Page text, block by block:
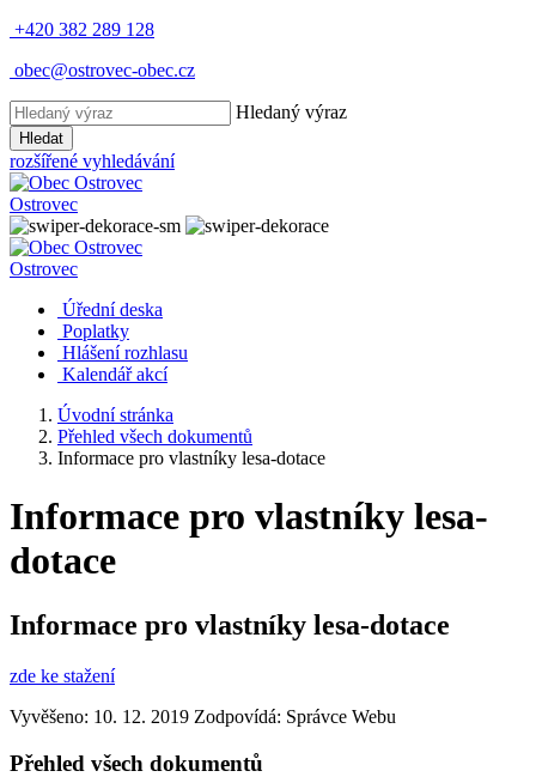
+420 382 289 128
obec@ostrovec-obec.cz
Hledaný výraz
Hledat
rozšířené vyhledávání
Ostrovec
Ostrovec
Úřední deska
Poplatky
Hlášení rozhlasu
Kalendář akcí
Úvodní stránka
Přehled všech dokumentů
Informace pro vlastníky lesa-dotace
Informace pro vlastníky lesa-
dotace
Informace pro vlastníky lesa-dotace
zde ke stažení
Vyvěšeno: 10. 12. 2019 Zodpovídá: Správce Webu
Přehled všech dokumentů